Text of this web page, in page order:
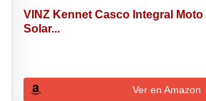
VINZ Kennet Casco Integral
Solar...
Ver en Amazon